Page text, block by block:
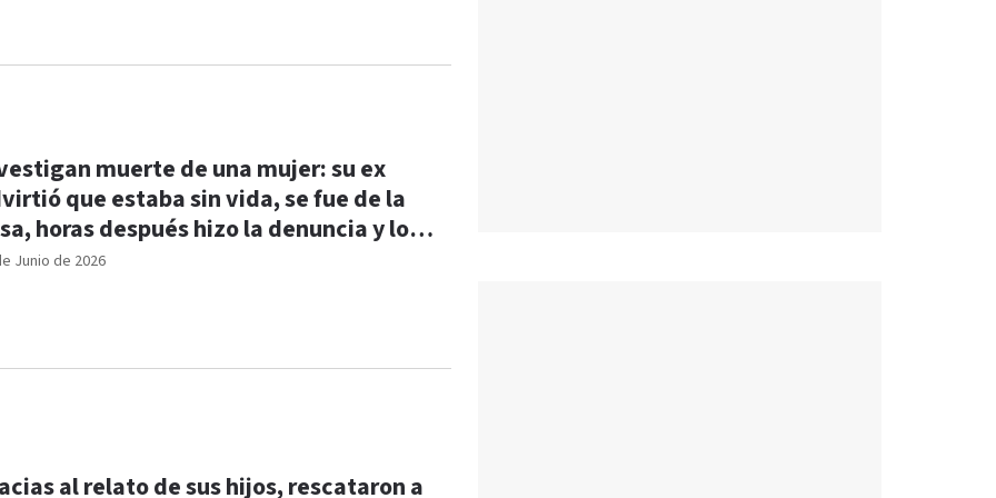
Junio de 2026
muerte de una mujer: su ex
que estaba sin vida, se fue de la
horas después hizo la denuncia y lo
al relato de sus hijos, rescataron a